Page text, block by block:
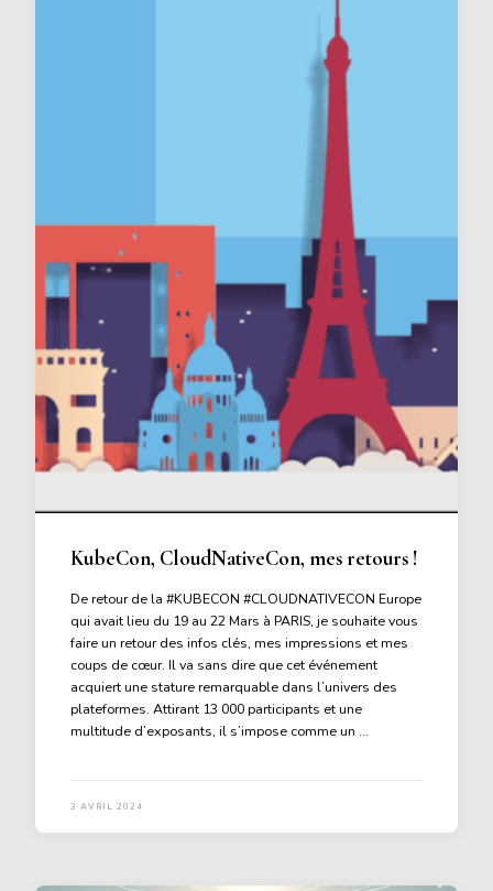
KubeCon, CloudNativeCon, mes retours !
De retour de la #KUBECON #CLOUDNATIVECON Europe
qui avait lieu du 19 au 22 Mars à PARIS, je souhaite vous
faire un retour des infos clés, mes impressions et mes
coups de cœur. Il va sans dire que cet événement
acquiert une stature remarquable dans l’univers des
plateformes. Attirant 13 000 participants et une
multitude d’exposants, il s’impose comme un …
3 AVRIL 2024